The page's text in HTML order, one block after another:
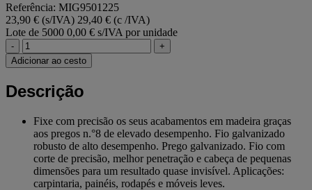
Referência: MIG9501225
23,90 € (s/IVA) 29,40 € (c /IVA)
Lote de 5000 0,00 € s/IVA por unidade
-
+
Adicionar ao cesto
Descrição
Fixe com precisão os seus acabamentos em madeira graças
aos pregos n.°8 de elevado desempenho. Fio galvanizado
robusto de alto desempenho. Prego galvanizado. Fio com
corte de precisão, melhor penetração e cabeça de pequenas
dimensões para um resultado quase invisível. Aplicações:
carpintaria, painéis, rodapés e móveis leves.